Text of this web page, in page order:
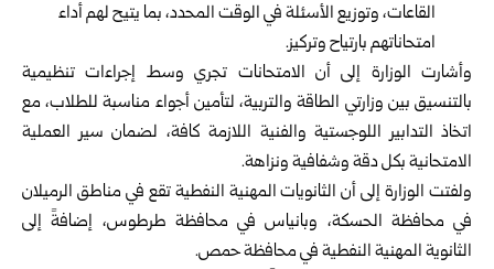
القاعات، ‏وتوزيع الأسئلة في الوقت المحدد، بما يتيح لهم أداء
‏امتحاناتهم بارتياح وتركيز‎.‎
وأشارت الوزارة إلى أن الامتحانات تجري وسط ‏إجراءات تنظيمية
بالتنسيق بين وزارتي الطاقة ‏والتربية، لتأمين أجواء مناسبة للطلاب، مع
اتخاذ ‏التدابير اللوجستية والفنية اللازمة كافة، لضمان سير ‏العملية
الامتحانية بكل دقة وشفافية ونزاهة‎.‎
ولفتت الوزارة إلى أن الثانويات المهنية النفطية تقع ‏في مناطق الرميلان
في محافظة الحسكة، وبانياس في محافظة طرطوس، إضافةً إلى
الثانوية المهنية ‏النفطية في محافظة حمص‎.‎